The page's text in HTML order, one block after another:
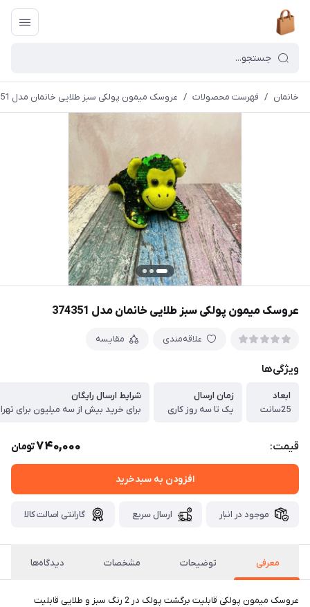
خانمان / فهرست محصولات / عروسک میمون پولکی سبز طلایی خانمان مدل 374351
عروسک میمون پولکی سبز طلایی خانمان مدل 374351
علاقه‌مندی مقایسه
ویژگی‌ها
ابعاد
25سانت
زمان ارسال
یک تا سه روز کاری
شرایط ارسال رایگان
برای خرید بیش از سه میلیون برای
قیمت: 740,000تومان
افزودن به سبدخرید
موجود در انبار ارسال سریع گارانتی اصالت کالا
معرفی توضیحات مشخصات دیدگاه‌ها
عروسک میمون پولکی قابلیت برگشت پولک در 2 رنگ سبز و طلایی قابلیت